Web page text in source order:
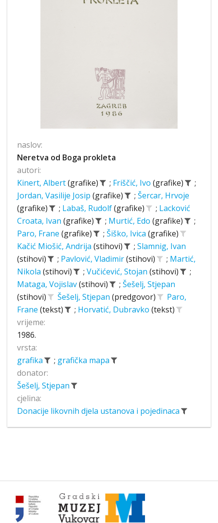
naslov:
Neretva od Boga prokleta
autori:
Kinert, Albert(grafike) ; Friščić, Ivo (grafike)
;
Jordan, Vasilije Josip (grafike) ; Šercar, Hrvoje
(grafike)
; Labaš, Rudolf(grafike) ; Lacković
Croata, Ivan (grafike) ; Murtić, Edo (grafike)
;
Paro, Frane (grafike) ; Šiško, Ivica (grafike)
Kačić Miošić, Andrija (stihovi) ; Slamnig, Ivan
(stihovi)
; Pavlović, Vladimir(stihovi) ; Martić,
Nikola (stihovi) ; Vučićević, Stojan (stihovi)
;
Mataga, Vojislav(stihovi) ; Šešelj, Stjepan
(stihovi)
Šešelj, Stjepan (predgovor)
Paro,
Frane (tekst) ; Horvatić, Dubravko (tekst)
vrijeme:
1986.
vrsta:
grafika
; grafička mapa
donator:
Šešelj, Stjepan
cjelina:
Donacije likovnih djela ustanova i pojedinaca